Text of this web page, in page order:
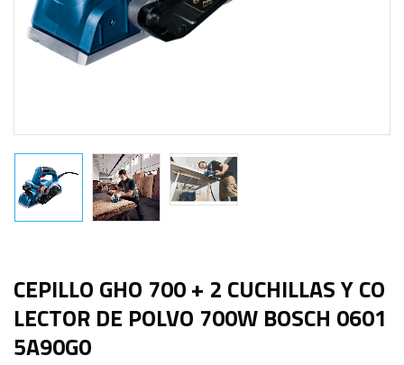
CEPILLO GHO 700 + 2 CUCHILLAS Y CO
LECTOR DE POLVO 700W BOSCH 0601
5A90G0